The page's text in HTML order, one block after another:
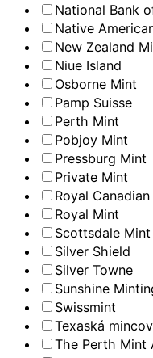
National Bank
Native
New Zealand
Niue Island
Osborne Mint
Pamp Suisse
Perth Mint
Pobjoy Mint
Pressburg Mint
Private Mint
Royal
Royal Mint
Scottsdale Mint
Silver Shield
Silver Towne
Sunshine
Swissmint
Texaská
The Perth Mint